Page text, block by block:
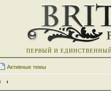
ПЕРВЫЙ И
Активные темы